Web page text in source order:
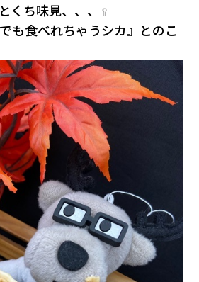
くち味見、、、 🥄
も食べれちゃうシカ』とのこ